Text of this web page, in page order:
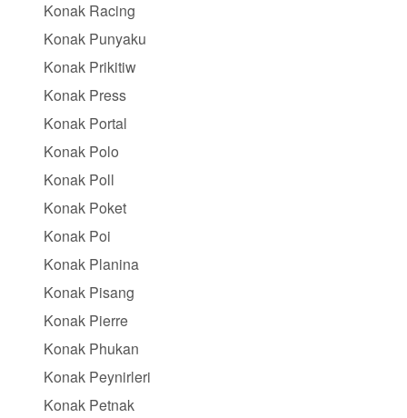
Konak Racing
Konak Punyaku
Konak Prikitiw
Konak Press
Konak Portal
Konak Polo
Konak Poll
Konak Poket
Konak Poi
Konak Planina
Konak Pisang
Konak Pierre
Konak Phukan
Konak Peynirleri
Konak Petnak